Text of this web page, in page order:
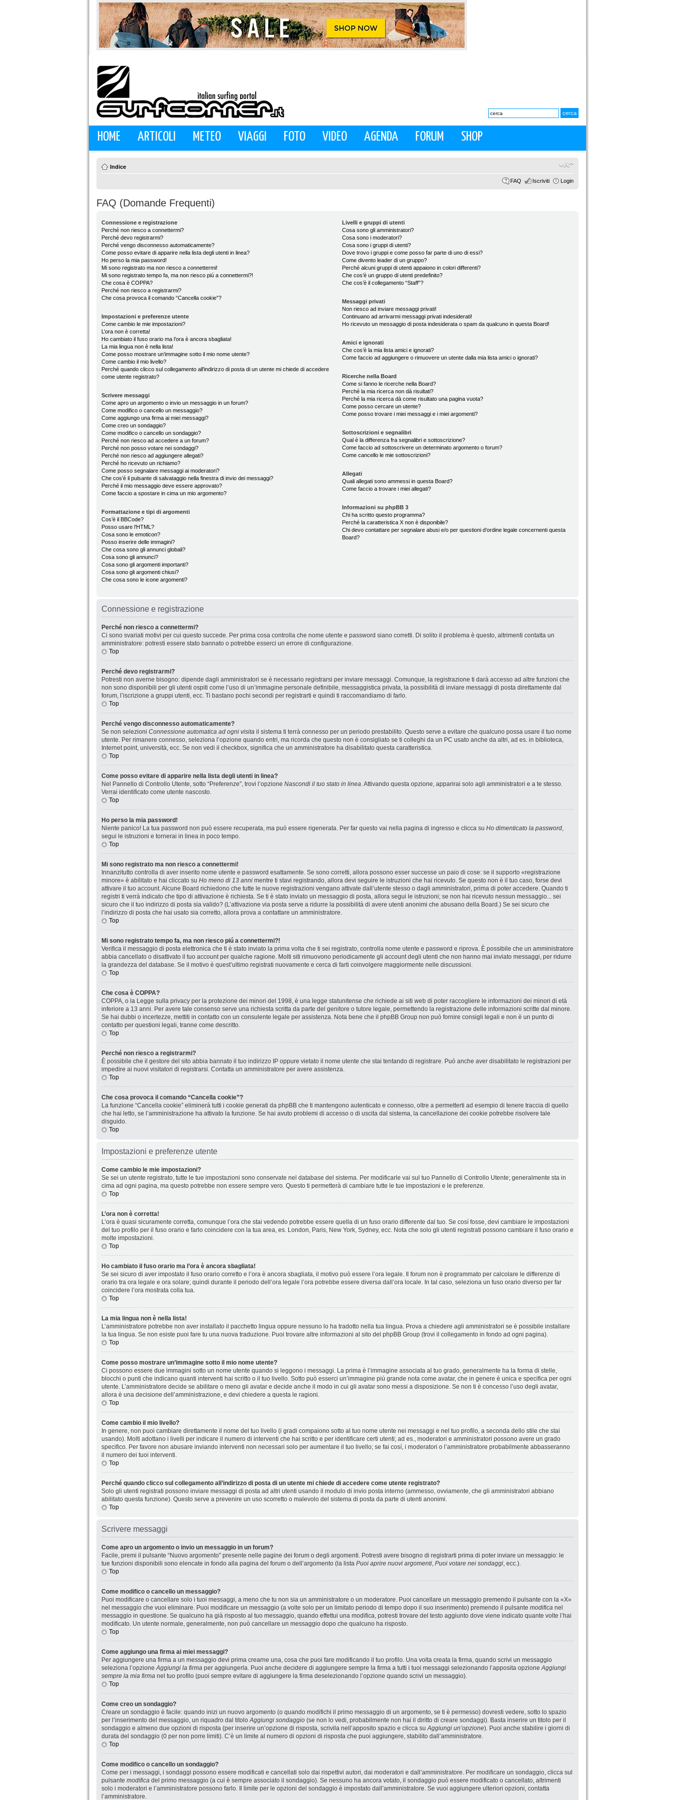
HOME ARTICOLI METEO VIAGGI FOTO VIDEO AGENDA FORUM SHOP
Indice
FAQ Iscriviti Login
FAQ (Domande Frequenti)
Connessione e registrazione
Perché non riesco a connettermi?
Perché devo registrarmi?
Perché vengo disconnesso automaticamente?
Come posso evitare di apparire nella lista degli utenti in linea?
Ho perso la mia password!
Mi sono registrato ma non riesco a connettermi!
Mi sono registrato tempo fa, ma non riesco piú a connettermi?!
Che cosa è COPPA?
Perché non riesco a registrarmi?
Che cosa provoca il comando “Cancella cookie”?
Impostazioni e preferenze utente
Come cambio le mie impostazioni?
L’ora non è corretta!
Ho cambiato il fuso orario ma l’ora è ancora sbagliata!
La mia lingua non è nella lista!
Come posso mostrare un’immagine sotto il mio nome utente?
Come cambio il mio livello?
Perché quando clicco sul collegamento all’indirizzo di posta di un utente mi chiede di accedere
come utente registrato?
Scrivere messaggi
Come apro un argomento o invio un messaggio in un forum?
Come modifico o cancello un messaggio?
Come aggiungo una firma ai miei messaggi?
Come creo un sondaggio?
Come modifico o cancello un sondaggio?
Perché non riesco ad accedere a un forum?
Perché non posso votare nei sondaggi?
Perché non riesco ad aggiungere allegati?
Perché ho ricevuto un richiamo?
Come posso segnalare messaggi ai moderatori?
Che cos’è il pulsante di salvataggio nella finestra di invio dei messaggi?
Perché il mio messaggio deve essere approvato?
Come faccio a spostare in cima un mio argomento?
Formattazione e tipi di argomenti
Cos’è il BBCode?
Posso usare l’HTML?
Cosa sono le emoticon?
Posso inserire delle immagini?
Che cosa sono gli annunci globali?
Cosa sono gli annunci?
Cosa sono gli argomenti importanti?
Cosa sono gli argomenti chiusi?
Che cosa sono le icone argomenti?
Livelli e gruppi di utenti
Cosa sono gli amministratori?
Cosa sono i moderatori?
Cosa sono i gruppi di utenti?
Dove trovo i gruppi e come posso far parte di uno di essi?
Come divento leader di un gruppo?
Perché alcuni gruppi di utenti appaiono in colori differenti?
Che cos’è un gruppo di utenti predefinito?
Che cos’è il collegamento “Staff”?
Messaggi privati
Non riesco ad inviare messaggi privati!
Continuano ad arrivarmi messaggi privati indesiderati!
Ho ricevuto un messaggio di posta indesiderata o spam da qualcuno in questa Board!
Amici e ignorati
Che cos’è la mia lista amici e ignorati?
Come faccio ad aggiungere o rimuovere un utente dalla mia lista amici o ignorati?
Ricerche nella Board
Come si fanno le ricerche nella Board?
Perché la mia ricerca non dà risultati?
Perché la mia ricerca dà come risultato una pagina vuota?
Come posso cercare un utente?
Come posso trovare i miei messaggi e i miei argomenti?
Sottoscrizioni e segnalibri
Qual è la differenza fra segnalibri e sottoscrizione?
Come faccio ad sottoscrivere un determinato argomento o forum?
Come cancello le mie sottoscrizioni?
Allegati
Quali allegati sono ammessi in questa Board?
Come faccio a trovare i miei allegati?
Informazioni su phpBB 3
Chi ha scritto questo programma?
Perché la caratteristica X non è disponibile?
Chi devo contattare per segnalare abusi e/o per questioni d’ordine legale concernenti questa
Board?
Connessione e registrazione
Perché non riesco a connettermi?
Ci sono svariati motivi per cui questo succede. Per prima cosa controlla che nome utente e password siano corretti. Di solito il problema è questo, altrimenti contatta un
amministratore: potresti essere stato bannato o potrebbe esserci un errore di configurazione.
Top
Perché devo registrarmi?
Potresti non averne bisogno: dipende dagli amministratori se è necessario registrarsi per inviare messaggi. Comunque, la registrazione ti darà accesso ad altre funzioni che
non sono disponibili per gli utenti ospiti come l’uso di un’immagine personale definibile, messaggistica privata, la possibilità di inviare messaggi di posta direttamente dal
forum, l’iscrizione a gruppi utenti, ecc. Ti bastano pochi secondi per registrarti e quindi ti raccomandiamo di farlo.
Top
Perché vengo disconnesso automaticamente?
Se non selezioni Connessione automatica ad ogni visita il sistema ti terrà connesso per un periodo prestabilito. Questo serve a evitare che qualcuno possa usare il tuo nome
utente. Per rimanere connesso, seleziona l’opzione quando entri, ma ricorda che questo non è consigliato se ti colleghi da un PC usato anche da altri, ad es. in biblioteca,
Internet point, università, ecc. Se non vedi il checkbox, significa che un amministratore ha disabilitato questa caratteristica.
Top
Come posso evitare di apparire nella lista degli utenti in linea?
Nel Pannello di Controllo Utente, sotto “Preferenze”, trovi l’opzione Nascondi il tuo stato in linea. Attivando questa opzione, apparirai solo agli amministratori e a te stesso.
Verrai identificato come utente nascosto.
Top
Ho perso la mia password!
Niente panico! La tua password non può essere recuperata, ma può essere rigenerata. Per far questo vai nella pagina di ingresso e clicca su Ho dimenticato la password,
segui le istruzioni e tornerai in linea in poco tempo.
Top
Mi sono registrato ma non riesco a connettermi!
Innanzitutto controlla di aver inserito nome utente e password esattamente. Se sono corretti, allora possono esser successe un paio di cose: se il supporto «registrazione
minore» è abilitato e hai cliccato su Ho meno di 13 anni mentre ti stavi registrando, allora devi seguire le istruzioni che hai ricevuto. Se questo non è il tuo caso, forse devi
attivare il tuo account. Alcune Board richiedono che tutte le nuove registrazioni vengano attivate dall’utente stesso o dagli amministratori, prima di poter accedere. Quando ti
registri ti verrà indicato che tipo di attivazione è richiesta. Se ti è stato inviato un messaggio di posta, allora segui le istruzioni; se non hai ricevuto nessun messaggio... sei
sicuro che il tuo indirizzo di posta sia valido? (L’attivazione via posta serve a ridurre la possibilità di avere utenti anonimi che abusano della Board.) Se sei sicuro che
l’indirizzo di posta che hai usato sia corretto, allora prova a contattare un amministratore.
Top
Mi sono registrato tempo fa, ma non riesco piú a connettermi?!
Verifica il messaggio di posta elettronica che ti è stato inviato la prima volta che ti sei registrato, controlla nome utente e password e riprova. È possibile che un amministratore
abbia cancellato o disattivato il tuo account per qualche ragione. Molti siti rimuovono periodicamente gli account degli utenti che non hanno mai inviato messaggi, per ridurre
la grandezza del database. Se il motivo è quest’ultimo registrati nuovamente e cerca di farti coinvolgere maggiormente nelle discussioni.
Top
Che cosa è COPPA?
COPPA, o la Legge sulla privacy per la protezione dei minori del 1998, è una legge statunitense che richiede ai siti web di poter raccogliere le informazioni dei minori di età
inferiore a 13 anni. Per avere tale consenso serve una richiesta scritta da parte del genitore o tutore legale, permettendo la registrazione delle informazioni scritte dal minore.
Se hai dubbi o incertezze, mettiti in contatto con un consulente legale per assistenza. Nota bene che il phpBB Group non può fornire consigli legali e non è un punto di
contatto per questioni legali, tranne come descritto.
Top
Perché non riesco a registrarmi?
È possibile che il gestore del sito abbia bannato il tuo indirizzo IP oppure vietato il nome utente che stai tentando di registrare. Può anche aver disabilitato le registrazioni per
impedire ai nuovi visitatori di registrarsi. Contatta un amministratore per avere assistenza.
Top
Che cosa provoca il comando “Cancella cookie”?
La funzione “Cancella cookie” eliminerà tutti i cookie generati da phpBB che ti mantengono autenticato e connesso, oltre a permetterti ad esempio di tenere traccia di quello
che hai letto, se l’amministrazione ha attivato la funzione. Se hai avuto problemi di accesso o di uscita dal sistema, la cancellazione dei cookie potrebbe risolvere tale
disguido.
Top
Impostazioni e preferenze utente
Come cambio le mie impostazioni?
Se sei un utente registrato, tutte le tue impostazioni sono conservate nel database del sistema. Per modificarle vai sul tuo Pannello di Controllo Utente; generalmente sta in
cima ad ogni pagina, ma questo potrebbe non essere sempre vero. Questo ti permetterà di cambiare tutte le tue impostazioni e le preferenze.
Top
L’ora non è corretta!
L’ora è quasi sicuramente corretta, comunque l’ora che stai vedendo potrebbe essere quella di un fuso orario differente dal tuo. Se cosí fosse, devi cambiare le impostazioni
del tuo profilo per il fuso orario e farlo coincidere con la tua area, es. London, Paris, New York, Sydney, ecc. Nota che solo gli utenti registrati possono cambiare il fuso orario e
molte impostazioni.
Top
Ho cambiato il fuso orario ma l’ora è ancora sbagliata!
Se sei sicuro di aver impostato il fuso orario corretto e l’ora è ancora sbagliata, il motivo può essere l’ora legale. Il forum non è programmato per calcolare le differenze di
orario tra ora legale e ora solare; quindi durante il periodo dell’ora legale l’ora potrebbe essere diversa dall’ora locale. In tal caso, seleziona un fuso orario diverso per far
coincidere l’ora mostrata colla tua.
Top
La mia lingua non è nella lista!
L’amministratore potrebbe non aver installato il pacchetto lingua oppure nessuno lo ha tradotto nella tua lingua. Prova a chiedere agli amministratori se è possibile installare
la tua lingua. Se non esiste puoi fare tu una nuova traduzione. Puoi trovare altre informazioni al sito del phpBB Group (trovi il collegamento in fondo ad ogni pagina).
Top
Come posso mostrare un’immagine sotto il mio nome utente?
Ci possono essere due immagini sotto un nome utente quando si leggono i messaggi. La prima è l’immagine associata al tuo grado, generalmente ha la forma di stelle,
blocchi o punti che indicano quanti interventi hai scritto o il tuo livello. Sotto può esserci un’immagine piú grande nota come avatar, che in genere è unica e specifica per ogni
utente. L’amministratore decide se abilitare o meno gli avatar e decide anche il modo in cui gli avatar sono messi a disposizione. Se non ti è concesso l’uso degli avatar,
allora è una decisione dell’amministrazione, e devi chiedere a questa le ragioni.
Top
Come cambio il mio livello?
In genere, non puoi cambiare direttamente il nome del tuo livello (i gradi compaiono sotto al tuo nome utente nei messaggi e nel tuo profilo, a seconda dello stile che stai
usando). Molti adottano i livelli per indicare il numero di interventi che hai scritto e per identificare certi utenti; ad es., moderatori e amministratori possono avere un grado
specifico. Per favore non abusare inviando interventi non necessari solo per aumentare il tuo livello; se fai cosí, i moderatori o l’amministratore probabilmente abbasseranno
il numero dei tuoi interventi.
Top
Perché quando clicco sul collegamento all’indirizzo di posta di un utente mi chiede di accedere come utente registrato?
Solo gli utenti registrati possono inviare messaggi di posta ad altri utenti usando il modulo di invio posta interno (ammesso, ovviamente, che gli amministratori abbiano
abilitato questa funzione). Questo serve a prevenire un uso scorretto o malevolo del sistema di posta da parte di utenti anonimi.
Top
Scrivere messaggi
Come apro un argomento o invio un messaggio in un forum?
Facile, premi il pulsante “Nuovo argomento” presente nelle pagine dei forum o degli argomenti. Potresti avere bisogno di registrarti prima di poter inviare un messaggio: le
tue funzioni disponibili sono elencate in fondo alla pagina del forum o dell’argomento (la lista Puoi aprire nuovi argomenti, Puoi votare nei sondaggi, ecc.).
Top
Come modifico o cancello un messaggio?
Puoi modificare o cancellare solo i tuoi messaggi, a meno che tu non sia un amministratore o un moderatore. Puoi cancellare un messaggio premendo il pulsante con la «X»
nel messaggio che vuoi eliminare. Puoi modificare un messaggio (a volte solo per un limitato periodo di tempo dopo il suo inserimento) premendo il pulsante modifica nel
messaggio in questione. Se qualcuno ha già risposto al tuo messaggio, quando effettui una modifica, potresti trovare del testo aggiunto dove viene indicato quante volte l’hai
modificato. Un utente normale, generalmente, non può cancellare un messaggio dopo che qualcuno ha risposto.
Top
Come aggiungo una firma ai miei messaggi?
Per aggiungere una firma a un messaggio devi prima crearne una, cosa che puoi fare modificando il tuo profilo. Una volta creata la firma, quando scrivi un messaggio
seleziona l’opzioneAggiungi la firma per aggiungerla. Puoi anche decidere di aggiungere sempre la firma a tutti i tuoi messaggi selezionando l’apposita opzioneAggiungi
sempre la mia firma nel tuo profilo (puoi sempre evitare di aggiungere la firma deselezionando l’opzione quando scrivi un messaggio).
Top
Come creo un sondaggio?
Creare un sondaggio è facile: quando inizi un nuovo argomento (o quando modifichi il primo messaggio di un argomento, se ti è permesso) dovresti vedere, sotto lo spazio
per l’inserimento del messaggio, un riquadro dal titoloAggiungi sondaggio (se non lo vedi, probabilmente non hai il diritto di creare sondaggi). Basta inserire un titolo per il
sondaggio e almeno due opzioni di risposta (per inserire un’opzione di risposta, scrivila nell’apposito spazio e clicca suAggiungi un’opzione). Puoi anche stabilire i giorni di
durata del sondaggio (0 per non porre limiti). C’è un limite al numero di opzioni di risposta che puoi aggiungere, stabilito dall’amministratore.
Top
Come modifico o cancello un sondaggio?
Come per i messaggi, i sondaggi possono essere modificati e cancellati solo dai rispettivi autori, dai moderatori e dall’amministratore. Per modificare un sondaggio, clicca sul
pulsante modifica del primo messaggio (a cui è sempre associato il sondaggio). Se nessuno ha ancora votato, il sondaggio può essere modificato o cancellato, altrimenti
solo i moderatori e l’amministratore possono farlo. Il limite per le opzioni del sondaggio è impostato dall’amministratore. Se vuoi aggiungere ulteriori opzioni, contatta
l’amministratore.